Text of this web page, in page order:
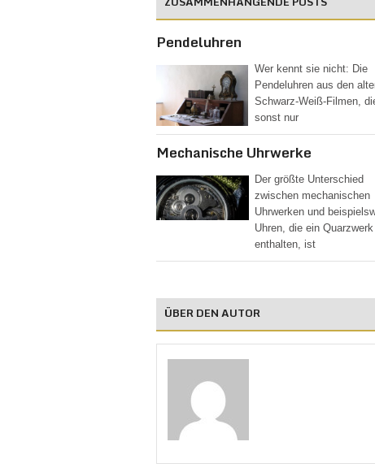
Pendeluhren
Wer kennt sie nicht: Die
Pendeluhren aus den
Schwarz-Weiß-Filmen,
sonst nur
Mechanische Uhrwerke
Der größte Unterschied
zwischen mechanischen
Uhrwerken und
Uhren, die ein Quarzwerk
enthalten, ist